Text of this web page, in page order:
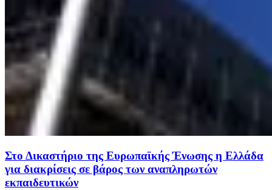
Στο Δικαστήριο της Ευρωπαϊκής Ένωσης η Ελλάδα
για διακρίσεις σε βάρος των αναπληρωτών
εκπαιδευτικών